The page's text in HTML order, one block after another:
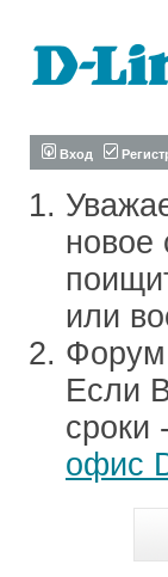
Вход
новое
или
Форум
Если
сроки
офис